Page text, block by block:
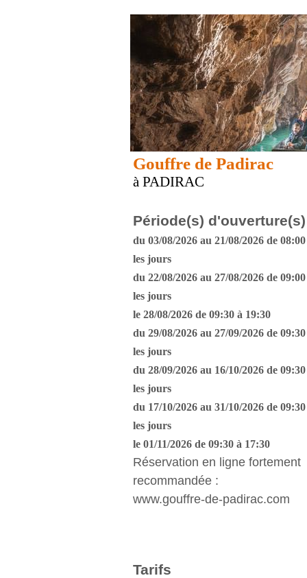
Gouffre de Padirac
à PADIRAC
Période(s) d'ouverture(s)
du 03/08/2026 au 21/08/2026 de
les jours
du 22/08/2026 au 27/08/2026 de
les jours
le 28/08/2026 de 09:30 à 19:30
du 29/08/2026 au 27/09/2026 de
les jours
du 28/09/2026 au 16/10/2026 de
les jours
du 17/10/2026 au 31/10/2026 de
les jours
le 01/11/2026 de 09:30 à 17:30
Réservation en ligne fortement
recommandée :
www.gouffre-de-padirac.com
Tarifs